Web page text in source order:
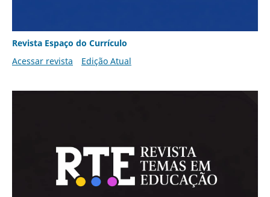
Revista Espaço do Currículo
Acessar revista
Edição Atual